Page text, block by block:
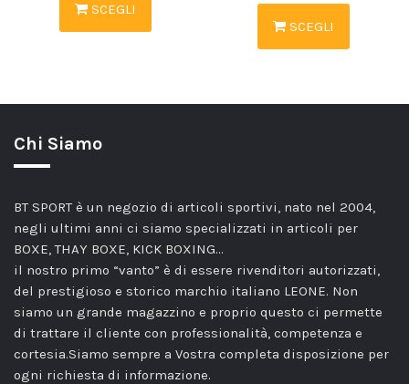
SCEGLI
SCEGLI
Chi Siamo
BT SPORT è un negozio di articoli sportivi, nato nel 2004,
negli ultimi anni ci siamo specializzati in articoli per
BOXE, THAY BOXE, KICK BOXING…
il nostro primo “vanto” è di essere rivenditori autorizzati,
del prestigioso e storico marchio italiano LEONE. Non
siamo un grande magazzino e proprio questo ci permette
di trattare il cliente con professionalità, competenza e
cortesia.Siamo sempre a Vostra completa disposizione per
ogni richiesta di informazione.